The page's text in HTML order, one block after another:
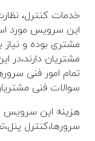
خدمات کنترل،
این سرویس مورد
مشتری بوده و نیاز
مشتریان
تمام امور فنی
سوالات فنی
هزینه این سرویس
سرورها،کنترل